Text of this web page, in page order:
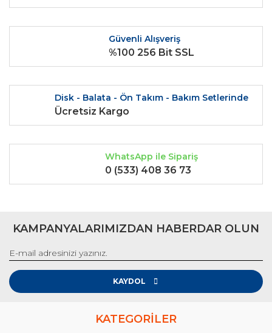
Bu ürüne benzer farklı alternatifler olmalı.
Güvenli Alışveriş
%100 256 Bit SSL
Disk - Balata - Ön Takım - Bakım Setlerinde
Ücretsiz Kargo
WhatsApp ile Sipariş
0 (533) 408 36 73
KAMPANYALARIMIZDAN HABERDAR OLUN
KAYDOL
KATEGORİLER